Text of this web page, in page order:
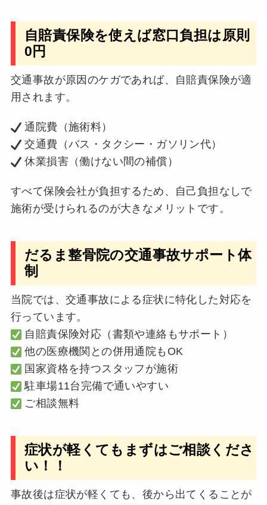
自賠責保険を使えば窓口負担は原則
0円
交通事故が原因のケガであれば、自賠責保険が適
用されます。
通院費（施術料）
交通費（バス・タクシー・ガソリン代）
休業損害（働けない間の補償）
すべて保険会社が負担するため、自己負担なしで
施術が受けられるのが大きなメリットです。
だるま整骨院の交通事故サポート体
制
当院では、交通事故による症状に特化した対応を
行っています。
自賠責保険対応（書類や連絡もサポート）
他の医療機関との併用通院もOK
国家資格を持つスタッフが施術
駐車場11台完備で通いやすい
ご相談無料
症状が軽くてもまずはご相談くださ
い！！
事故後は症状が軽くても、後から出てくることが